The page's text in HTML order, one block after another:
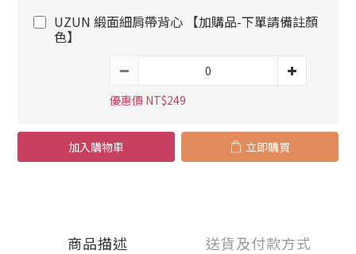
UZUN 緞面細肩帶背心 【加購品-下單請備註顏
色】
優惠價 NT$249
加入購物車 立即購買
商品描述 送貨及付款方式